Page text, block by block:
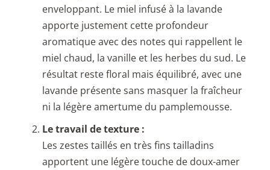
enveloppant. Le miel infusé à la lavande
apporte justement cette profondeur
aromatique avec des notes qui rappellent le
miel chaud, la vanille et les herbes du sud. Le
résultat reste floral mais équilibré, avec une
lavande présente sans masquer la fraîcheur
ni la légère amertume du pamplemousse.
Le travail de texture :
Les zestes taillés en très fins tailladins
apportent une légère touche de doux-amer